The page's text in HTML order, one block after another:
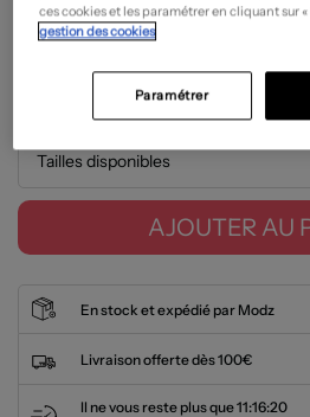
10,78€
Guide des tailles
Tailles disponibles
AJOUTER AU
En stock et expédié par Modz
Livraison offerte dès 100€
Il ne vous reste plus que11:16:20
ces cookies et les paramétrer en cliquant sur «
gestion des cookies
Paramétrer